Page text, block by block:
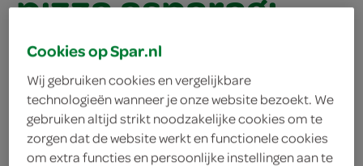
150 gram gorgonzola
Cookies op Spar.nl
Wij gebruiken cookies en vergelijkbare
technologieën wanneer je onze website bezoekt. We
gebruiken altijd strikt noodzakelijke cookies om te
zorgen dat de website werkt en functionele cookies
om extra functies en persoonlijke instellingen aan te